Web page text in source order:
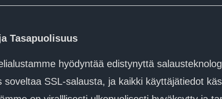
Tasapuolisuus
hyödyntää edistynyttä
soveltaa SSL-salausta, ja kaikki käyttäjätiedot